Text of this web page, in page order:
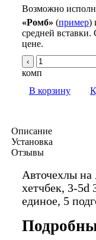
Возможно
«Ромб» (пример)
средней вставки.
цене.
‹
комп
В корзину
Описание
Установка
Отзывы
Авточехлы
хетчбек, 3-5d
единое, 5